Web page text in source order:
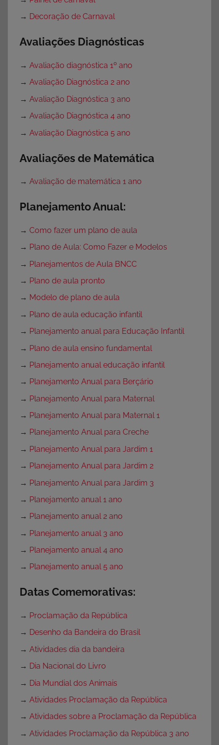
→ Decoração de Carnaval
Avaliações Diagnósticas
→ Avaliação diagnóstica 1º ano
→ Avaliação Diagnóstica 2 ano
→ Avaliação Diagnóstica 3 ano
→ Avaliação Diagnóstica 4 ano
→ Avaliação Diagnóstica 5 ano
Avaliações de Matemática
→ Avaliação de matemática 1 ano
Planejamento Anual:
→ Como fazer um plano de aula
→ Plano de Aula: Como Fazer e Modelos
→ Planejamentos de Aula BNCC
→ Plano de aula pronto
→ Modelo de plano de aula
→ Plano de aula educação infantil
→ Planejamento anual para Educação Infantil
→ Plano de aula ensino fundamental
→ Planejamento anual educação infantil
→ Planejamento Anual para Berçário
→ Planejamento Anual para Maternal
→ Planejamento Anual para Maternal 1
→ Planejamento Anual para Creche
→ Planejamento Anual para Jardim 1
→ Planejamento Anual para Jardim 2
→ Planejamento Anual para Jardim 3
→ Planejamento anual 1 ano
→ Planejamento anual 2 ano
→ Planejamento anual 3 ano
→ Planejamento anual 4 ano
→ Planejamento anual 5 ano
Datas Comemorativas:
→ Proclamação da República
→ Desenho da Bandeira do Brasil
→ Atividades dia da bandeira
→ Dia Nacional do Livro
→ Dia Mundial dos Animais
→ Atividades Proclamação da República
→ Atividades sobre a Proclamação da República
→ Atividades Proclamação da República 3 ano